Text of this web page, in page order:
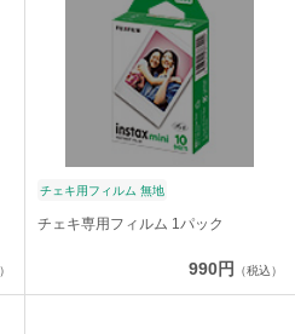
チェキ用フィルム 無地
チェキ専用フィルム 1パック
990円 （税込）